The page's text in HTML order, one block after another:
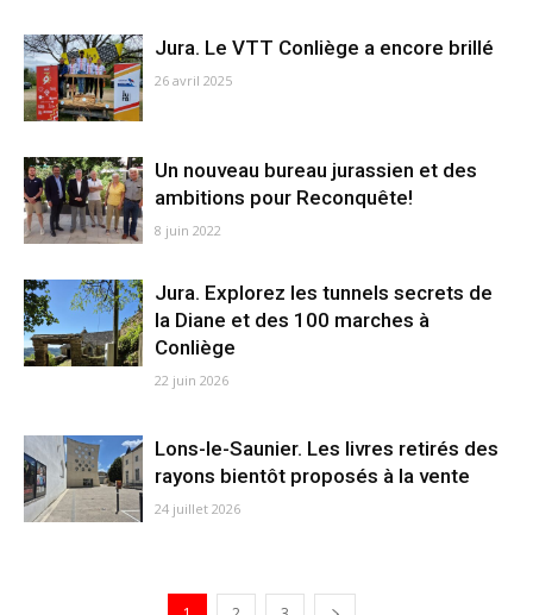
Jura. Le VTT Conliège a encore brillé
26 avril 2025
Un nouveau bureau jurassien et des
ambitions pour Reconquête!
8 juin 2022
Jura. Explorez les tunnels secrets de
la Diane et des 100 marches à
Conliège
22 juin 2026
Lons-le-Saunier. Les livres retirés des
rayons bientôt proposés à la vente
24 juillet 2026